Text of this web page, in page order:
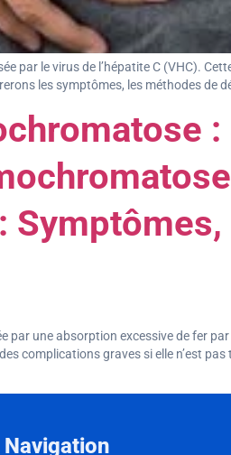
par le virus de l’hépatite C (VHC).
les symptômes, les méthodes de
par une absorption excessive de fer
complications graves si elle n’est
Navigation